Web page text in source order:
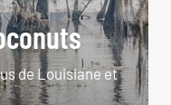
de Louisiane et